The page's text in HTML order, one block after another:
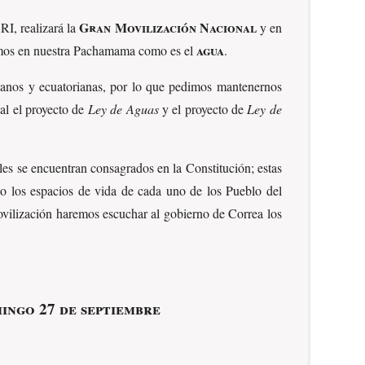
realizará laGran Movilización Nacionaly en
en nuestra Pachamama como es elagua.
y ecuatorianas, por lo que pedimos mantenernos
el proyecto de Ley de Aguasy el proyecto deLey de
se encuentran consagrados en la Constitución; estas
los espacios de vida de cada uno de los Pueblo del
haremos escuchar al gobierno de Correa los
27 de septiembre